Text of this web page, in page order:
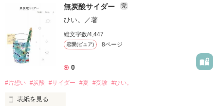
*表紙作成…20150217
*執筆開始…20150320
*執筆終了…20150407
*表紙公開…20150407
*作品公開…20200322
今日、わたしたちは
恋人という関係にお別れする。
西田 笑花(にしだ えみか)
優しさは灰色
( 私の、醜く汚れていく、恋心 )
□
自分の中の答えは出とる
想う気持ちは変わらへんまま
躊躇っとったうちに答案用紙は未解答
無炭酸サイダー 完
ひい。 ／著
総文字数/4,447
恋愛(ピュア) 8ページ
0
#片想い #炭酸 #サイダー #夏 #受験 #ひい。
表紙を見る